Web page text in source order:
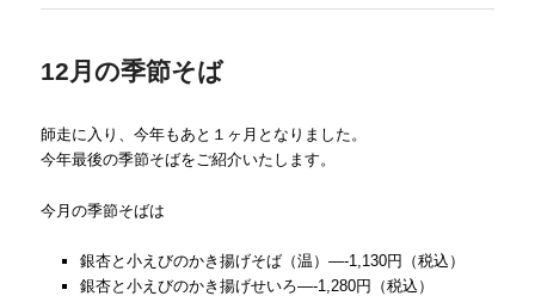
12月の季節そば
師走に入り、今年もあと１ヶ月となりました。
今年最後の季節そばをご紹介いたします。
今月の季節そばは
銀杏と小えびのかき揚げそば（温）—-1,130円（税込）
銀杏と小えびのかき揚げせいろ—-1,280円（税込）